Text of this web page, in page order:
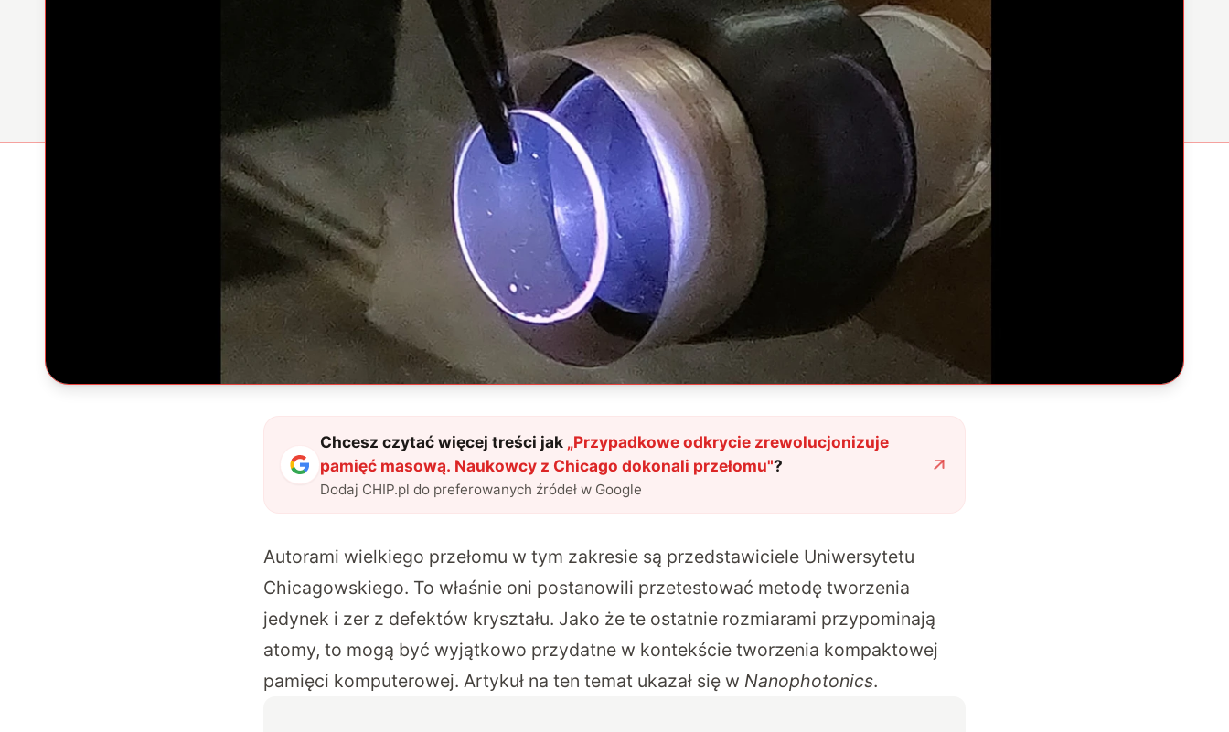
Chcesz czytać więcej treści jak „Przypadkowe odkrycie zrewolucjonizuje
pamięć masową. Naukowcy z Chicago dokonali przełomu"?
Dodaj CHIP.pl do preferowanych źródeł w Google
Autorami wielkiego przełomu w tym zakresie są przedstawiciele Uniwersytetu
Chicagowskiego. To właśnie oni postanowili przetestować metodę tworzenia
jedynek i zer z defektów kryształu. Jako że te ostatnie rozmiarami przypominają
atomy, to mogą być wyjątkowo przydatne w kontekście tworzenia kompaktowej
pamięci komputerowej. Artykuł na ten temat ukazał się w Nanophotonics.